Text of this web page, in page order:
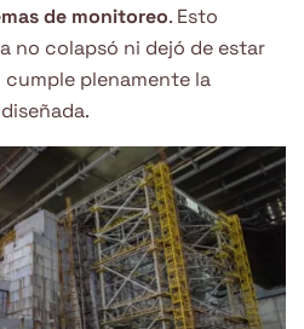
de monitoreo. Esto
no colapsó ni dejó de estar
plenamente la